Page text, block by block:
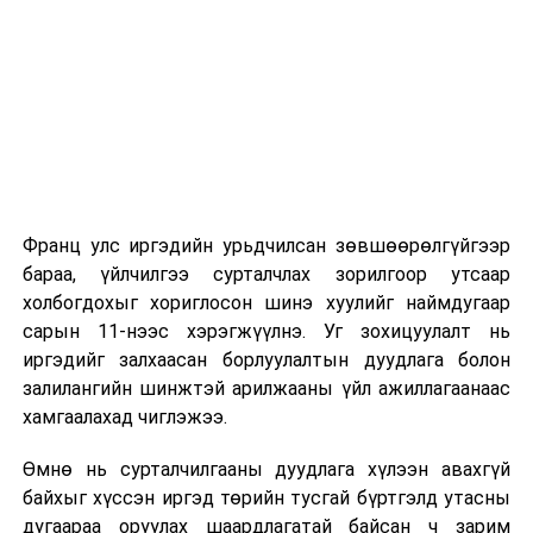
2026 оны 9 дүгээр сарын 13-наас оюутнуудыг
дотуур байранд оруулж эхэлнэ.
Сургууль, цэцэрлэгийн үйл ажиллагааны
зохицуулалт
2026 оны 8 дугаар сарын 17–28-ны өдрүүдэд
байранд элсэлт, бүртгэл болон бусад аливаа
арга хэмжээ зохион байгуулахгүй болно.
Франц улс иргэдийн урьдчилсан зөвшөөрөлгүйгээр
бараа, үйлчилгээ сурталчлах зорилгоор утсаар
холбогдохыг хориглосон шинэ хуулийг наймдугаар
сарын 11-нээс хэрэгжүүлнэ. Уг зохицуулалт нь
иргэдийг залхаасан борлуулалтын дуудлага болон
залилангийн шинжтэй арилжааны үйл ажиллагаанаас
хамгаалахад чиглэжээ.
Өмнө нь сурталчилгааны дуудлага хүлээн авахгүй
байхыг хүссэн иргэд төрийн тусгай бүртгэлд утасны
дугаараа оруулах шаардлагатай байсан ч зарим